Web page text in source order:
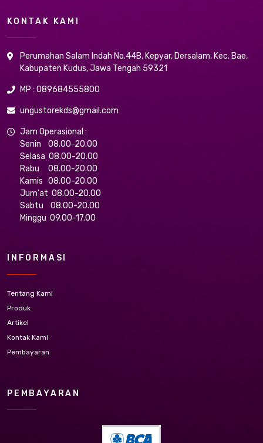
KONTAK KAMI
Perumahan Salam Indah No.44B, Kepyar, Dersalam, Kec. Bae,
Kabupaten Kudus, Jawa Tengah 59321
MP : 089684555800
ungustorekds@gmail.com
Jam Operasional :
Senin 08.00-20.00
Selasa 08.00-20.00
Rabu 08.00-20.00
Kamis 08.00-20.00
Jum'at 08.00-20.00
Sabtu 08.00-20.00
Minggu 09.00-17.00
INFORMASI
Tentang Kami
Produk
Artikel
Kontak Kami
Pembayaran
PEMBAYARAN